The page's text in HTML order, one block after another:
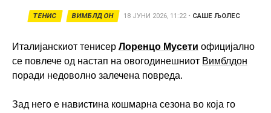
ТЕНИС ВИМБЛДОН 18 ЈУНИ 2026, 11:22• САШЕ ЉОЛЕС
Италијанскиот тенисер Лоренцо Мусети официјално
се повлече од настап на овогодинешниот Вимблдон
поради недоволно залечена повреда.
Зад него е навистина кошмарна сезона во која го